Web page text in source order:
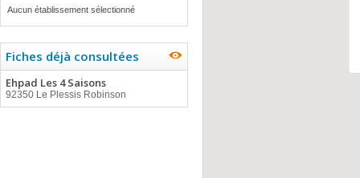
Aucun établissement sélectionné
Fiches déjà consultées
Ehpad Les 4 Saisons
92350 Le Plessis Robinson